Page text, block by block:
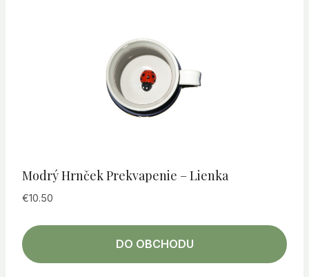
Modrý Hrnček Prekvapenie – Lienka
€10.50
DO OBCHODU